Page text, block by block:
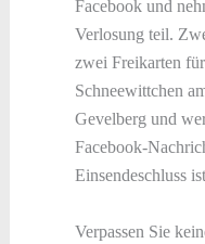
Facebook und
Verlosung teil.
zwei Freikarten
Schneewittchen
Gevelberg und
Facebook-
Einsendeschluss
Verpassen Sie